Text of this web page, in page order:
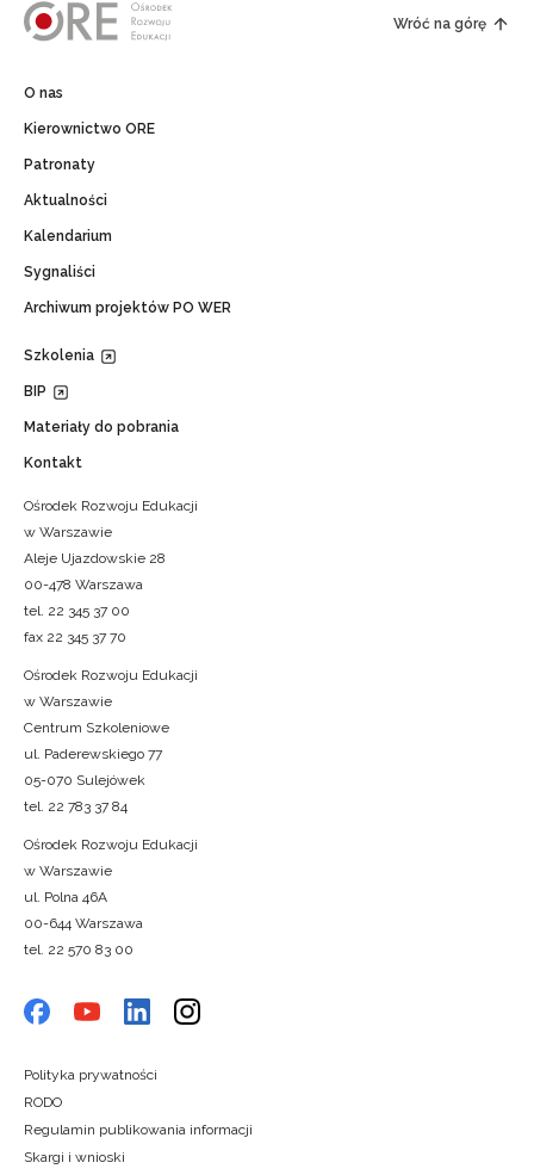
Wróć na górę
O nas
Kierownictwo ORE
Patronaty
Aktualności
Kalendarium
Sygnaliści
Archiwum projektów PO WER
Szkolenia
BIP
Materiały do pobrania
Kontakt
Ośrodek Rozwoju Edukacji
w Warszawie
Aleje Ujazdowskie 28
00-478 Warszawa
tel. 22 345 37 00
fax 22 345 37 70
Ośrodek Rozwoju Edukacji
w Warszawie
Centrum Szkoleniowe
ul. Paderewskiego 77
05-070 Sulejówek
tel. 22 783 37 84
Ośrodek Rozwoju Edukacji
w Warszawie
ul. Polna 46A
00-644 Warszawa
tel. 22 570 83 00
Polityka prywatności
RODO
Regulamin publikowania informacji
Skargi i wnioski